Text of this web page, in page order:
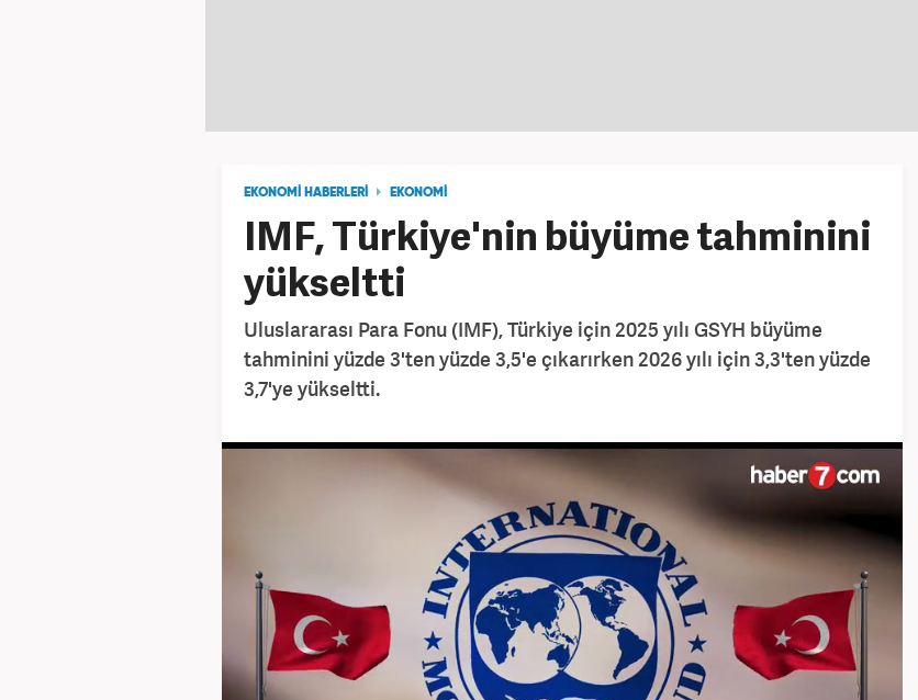
EKONOMİ HABERLERİ EKONOMİ
IMF, Türkiye'nin büyüme tahminini
yükseltti
Uluslararası Para Fonu (IMF), Türkiye için 2025 yılı GSYH büyüme
tahminini yüzde 3'ten yüzde 3,5'e çıkarırken 2026 yılı için 3,3'ten yüzde
3,7'ye yükseltti.